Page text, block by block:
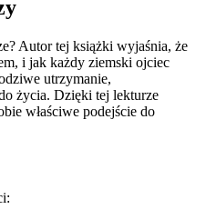
Autor tej książki wyjaśnia, że
i jak każdy ziemski ojciec
utrzymanie,
życia. Dzięki tej lekturze
właściwe podejście do